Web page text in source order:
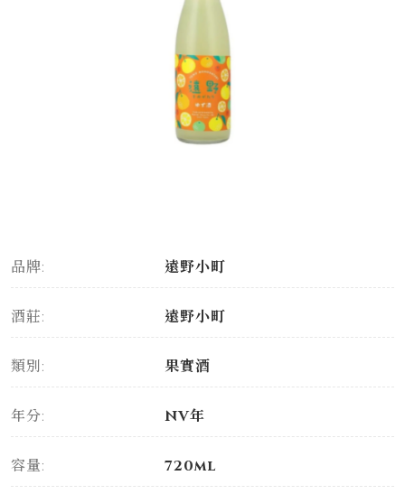
品牌: 遠野小町
酒莊: 遠野小町
類別: 果實酒
年分: NV年
容量: 720ml